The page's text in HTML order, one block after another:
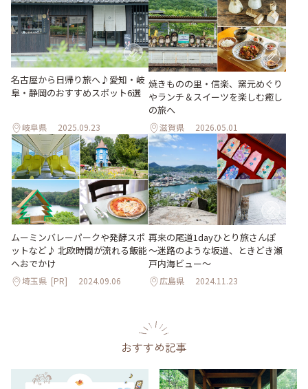
名古屋から日帰り旅へ♪愛知・岐
阜・静岡のおすすめスポット6選
岐阜県 2025.09.23
焼きものの里・信楽、窯元めぐり
やランチ＆スイーツを楽しむ癒し
の旅へ
滋賀県 2026.05.01
ムーミンバレーパークや発酵スポ
ットなど♪ 北欧時間が流れる飯能
へおでかけ
埼玉県 [PR] 2024.09.06
再来の尾道1dayひとり旅さんぽ
～迷路のような坂道、ときどき瀬
戸内海ビュー～
広島県 2024.11.23
おすすめ記事